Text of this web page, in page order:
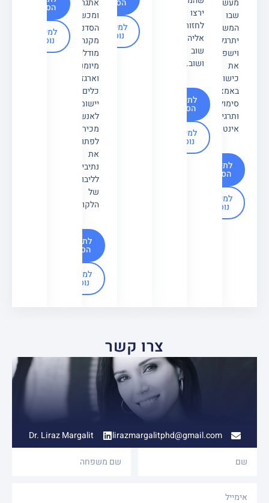
המשתתפים
כישוריהם
באמצעות
סימולציות
ותרגילים
אינטראקטיביים.
לתיאום
הסדנא
למידע
נוסף
ירצו
לחזור
אליהם
שוב
לתיאום
הסדנא
למידע
נוסף
למידע
נוסף
אתגרים
ומכשולים.
הסדנה
מקנה
מודלים,
מיומנויות
מכירות
הלקוח.
לתיאום
הסדנא
למידע
נוסף
הסדנא
למידע
נוסף
צרו קשר
lirazmargalitphd@gmail.com
Dr. Liraz Margalit